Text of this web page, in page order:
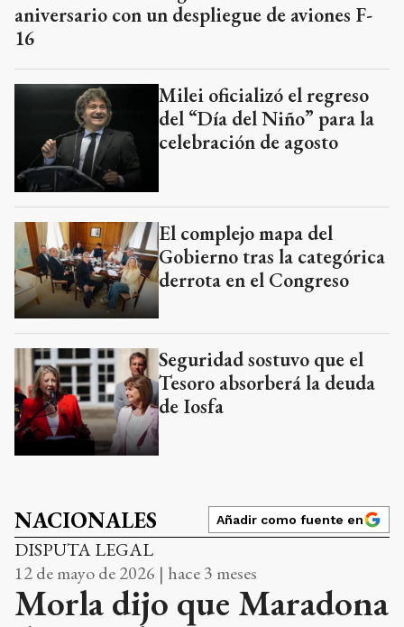
aniversario con un despliegue de aviones F-
16
Milei oficializó el regreso
del “Día del Niño” para la
celebración de agosto
El complejo mapa del
Gobierno tras la categórica
derrota en el Congreso
Seguridad sostuvo que el
Tesoro absorberá la deuda
de Iosfa
NACIONALES Añadir como fuente en
DISPUTA LEGAL
12 de mayo de 2026 | hace 3 meses
Morla dijo que Maradona